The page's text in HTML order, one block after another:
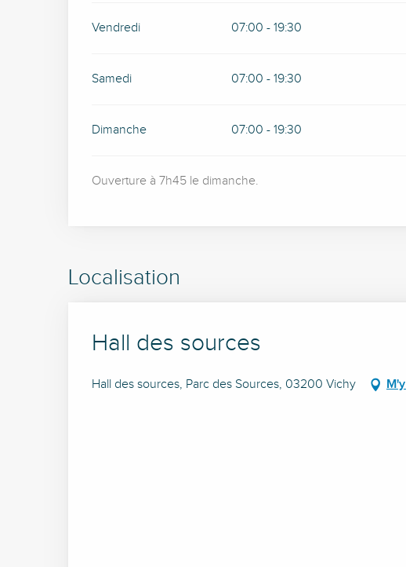
Vendredi 07:00 - 19:30
Samedi 07:00 - 19:30
Dimanche 07:00 - 19:30
Ouverture à 7h45 le dimanche.
Localisation
Hall des sources
Hall des sources, Parc des Sources, 03200 Vichy